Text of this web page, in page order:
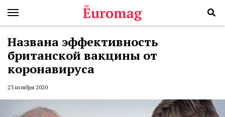
Названа эффективность
британской вакцины от
коронавируса
23 ноября 2020